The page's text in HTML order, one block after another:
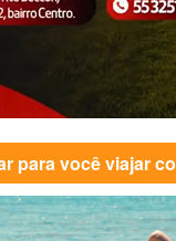
para você viajar